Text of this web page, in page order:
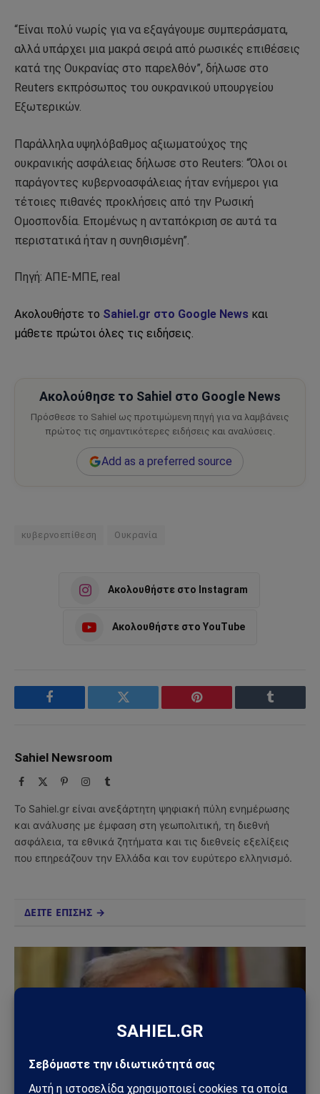
“Είναι πολύ νωρίς για να εξαγάγουμε συμπεράσματα,
αλλά υπάρχει μια μακρά σειρά από ρωσικές επιθέσεις
κατά της Ουκρανίας στο παρελθόν”, δήλωσε στο
Reuters εκπρόσωπος του ουκρανικού υπουργείου
Εξωτερικών.
Παράλληλα υψηλόβαθμος αξιωματούχος της
ουκρανικής ασφάλειας δήλωσε στο Reuters: “Όλοι οι
παράγοντες κυβερνοασφάλειας ήταν ενήμεροι για
τέτοιες πιθανές προκλήσεις από την Ρωσική
Ομοσπονδία. Επομένως η ανταπόκριση σε αυτά τα
περιστατικά ήταν η συνηθισμένη”.
Πηγή: ΑΠΕ-ΜΠΕ, real
Ακολουθήστε το Sahiel.gr στο Google News και
μάθετε πρώτοι όλες τις ειδήσεις.
Ακολούθησε το Sahiel στο Google News
Πρόσθεσε το Sahiel ως προτιμώμενη πηγή για να λαμβάνεις
πρώτος τις σημαντικότερες ειδήσεις και αναλύσεις.
Add as a preferred source
κυβερνοεπίθεση Ουκρανία
Ακολουθήστε στο Instagram
Ακολουθήστε στο YouTube
Facebook Twitter Pinterest Tumblr
Sahiel Newsroom
Facebook PinterestInstagram
Tumblr
Το Sahiel.gr είναι ανεξάρτητη ψηφιακή πύλη ενημέρωσης
και ανάλυσης με έμφαση στη γεωπολιτική, τη διεθνή
ασφάλεια, τα εθνικά ζητήματα και τις διεθνείς εξελίξεις
που επηρεάζουν την Ελλάδα και τον ευρύτερο ελληνισμό.
ΔΕΙΤΕ ΕΠΙΣΗΣ →